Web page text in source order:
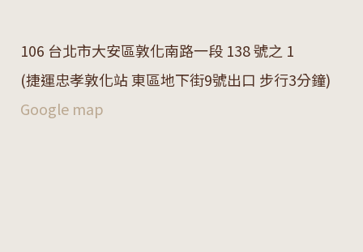
106 台北市大安區敦化南路一段 138 號之 1
(捷運忠孝敦化站 東區地下街9號出口 步行3分鐘)
Google map